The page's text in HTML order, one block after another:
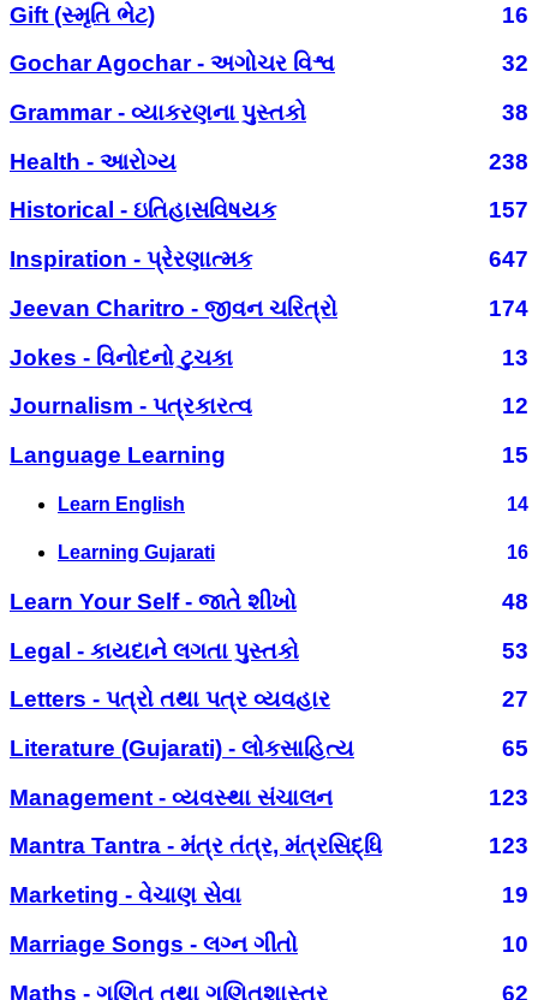
Gift (સ્મૃતિ ભેટ)
16
Gochar Agochar - અગોચર વિશ્વ
32
Grammar - વ્યાકરણના પુસ્તકો
38
Health - આરોગ્ય
238
Historical - ઇતિહાસવિષયક
157
Inspiration - પ્રેરણાત્મક
647
Jeevan Charitro - જીવન ચરિત્રો
174
Jokes - વિનોદનો ટુચકા
13
Journalism - પત્રકારત્વ
12
Language Learning
15
Learn English 14
Learning Gujarati 16
Learn Your Self - જાતે શીખો
48
Legal - કાયદાને લગતા પુસ્તકો
53
Letters - પત્રો તથા પત્ર વ્યવહાર
27
Literature (Gujarati) - લોકસાહિત્ય
65
Management - વ્યવસ્થા સંચાલન
123
Mantra Tantra - મંત્ર તંત્ર, મંત્રસિદ્ધિ
123
Marketing - વેચાણ સેવા
19
Marriage Songs - લગ્ન ગીતો
10
Maths - ગણિત તથા ગણિતશાસ્ત્ર
62